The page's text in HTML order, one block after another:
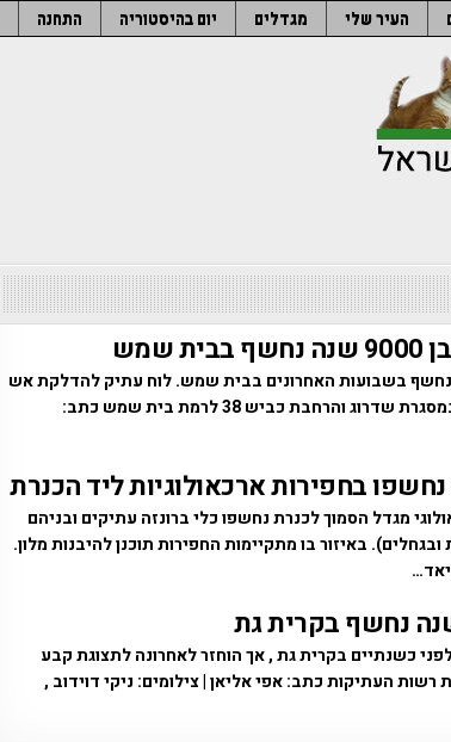
העיר שלי מגדלים יום בהיסטוריה התחנה
כבן 9000 שנה נחשף בשבועות האחרונים בבית שמש. לוח עתיק להדלקת אש
נחשף בחפירה ארכאולוגית במסגרת שדרוג והרחבת כביש 38 לרמת בית שמש כתב:
נחשפו בחפירות ארכאולוגיות ליד הכנרת
מגדל הסמוך לכנרת נחשפו כלי ברונזה עתיקים ובניהם
באיזור בו מתקיימות החפירות תוכנן להיבנות מלון.
כשנתיים בקרית גת , אך הוחזר לאחרונה לתצוגת קבע
העתיקות כתב: אפי אליאן | צילומים: ניקי דוידוב ,